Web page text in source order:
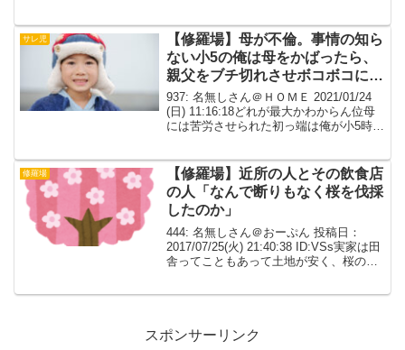
動性障害)とASD(...
サレ児
【修羅場】母が不倫。事情の知ら
ない小5の俺は母をかばったら、
親父をブチ切れさせボコボコにさ
れた。
937: 名無しさん＠ＨＯＭＥ 2021/01/24
(日) 11:16:18どれが最大かわからん位母
には苦労させられた初っ端は俺が小5時不
させボコボコにされ子供部屋...
修羅場
【修羅場】近所の人とその飲食店
の人「なんで断りもなく桜を伐採
したのか」
444: 名無しさん＠おーぷん 投稿日：
2017/07/25(火) 21:40:38 ID:VSs実家は田
舎ってこともあって土地が安く、桜の木
スポンサーリンク